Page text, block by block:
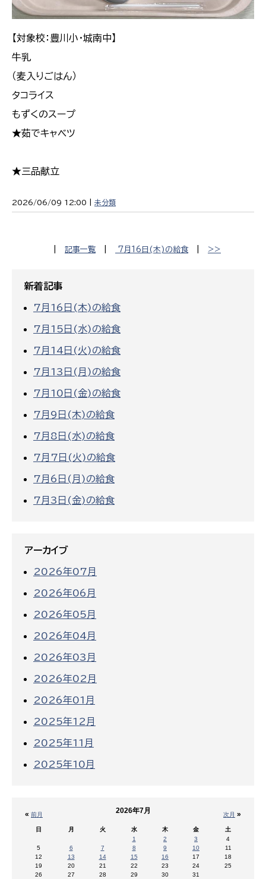
【対象校：豊川小・城南中】
牛乳
（麦入りごはん）
タコライス
もずくのスープ
★茹でキャベツ
★三品献立
2026/06/09 12:00 | 未分類
記事一覧 7月16日(木)の給食 >>
新着記事
7月16日(木)の給食
7月15日(水)の給食
7月14日(火)の給食
7月13日(月)の給食
7月10日(金)の給食
7月9日(木)の給食
7月8日(水)の給食
7月7日(火)の給食
7月6日(月)の給食
7月3日(金)の給食
アーカイブ
2026年07月
2026年06月
2026年05月
2026年04月
2026年03月
2026年02月
2026年01月
2025年12月
2025年11月
2025年10月
« 前月 次月 »
2026年7月
日 月 火 水 木 金
土
1
2 3
4
5
6 7 8 9 10
11
12
13 14 15 16 17
18
19
20 21 22 23 24
25
26
27 28 29 30 31